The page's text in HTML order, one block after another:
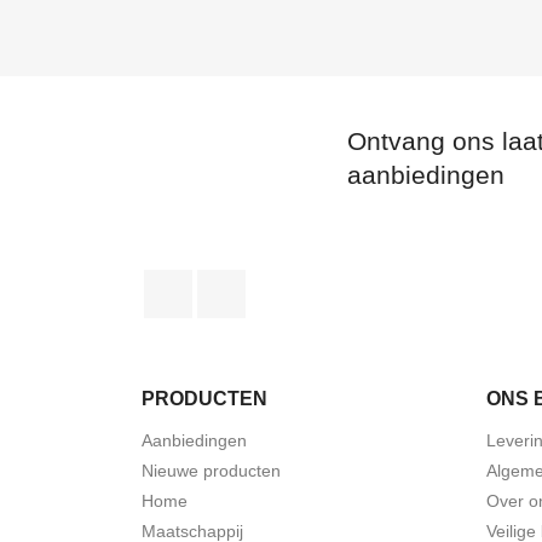
Ontvang ons
aanbiedingen
PRODUCTEN
Aanbiedingen
Nieuwe producten
Home
Maatschappij
ONS
Over
Veilige